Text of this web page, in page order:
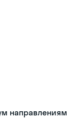
направлениям